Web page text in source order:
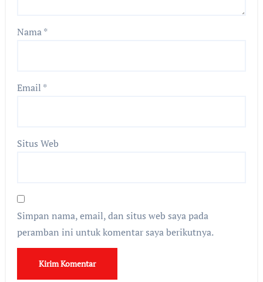
Nama*
Email *
Situs Web
Simpan nama, email, dan situs web saya pada
peramban ini untuk komentar saya berikutnya.